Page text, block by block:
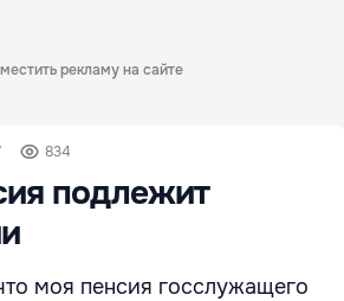
рекламу на сайте
834
подлежит
моя пенсия госслужащего